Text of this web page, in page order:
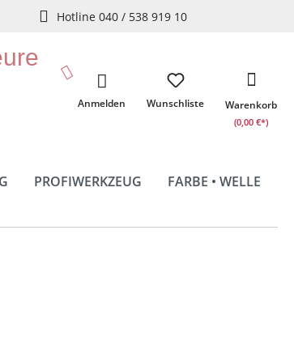
Hotline 040 / 538 919 10
Wunschliste
Anmelden Warenkorb
(0,00 €*)
PROFIWERKZEUG
FARBE • WELLE